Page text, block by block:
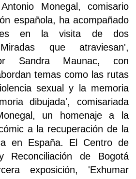
Monegal, comisario
española, ha acompañado
en la visita de dos
que atraviesan',
Sandra Maunac, con
temas como las rutas
sexual y la memoria
dibujada', comisariada
un homenaje a la
a la recuperación de la
en España. El Centro de
Reconciliación de Bogotá
exposición, 'Exhumar